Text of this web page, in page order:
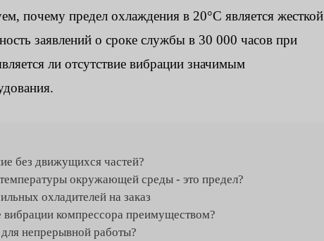
почему предел охлаждения в 20°C является жесткой
заявлений о сроке службы в 30 000 часов при
ли отсутствие вибрации значимым
без движущихся частей?
окружающей среды - это предел?
охладителей на заказ
вибрации компрессора преимуществом?
непрерывной работы?